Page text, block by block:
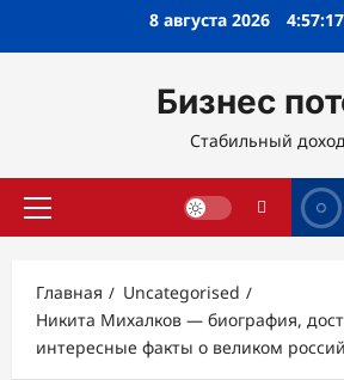
8 августа 2026
Бизнес
Стабильный
Основное
Главная
Uncategorised
Никита Михалков — биография,
интересные факты о великом